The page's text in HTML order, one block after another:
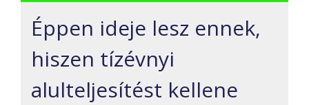
Éppen ideje lesz ennek,
hiszen tízévnyi
alulteljesítést kellene